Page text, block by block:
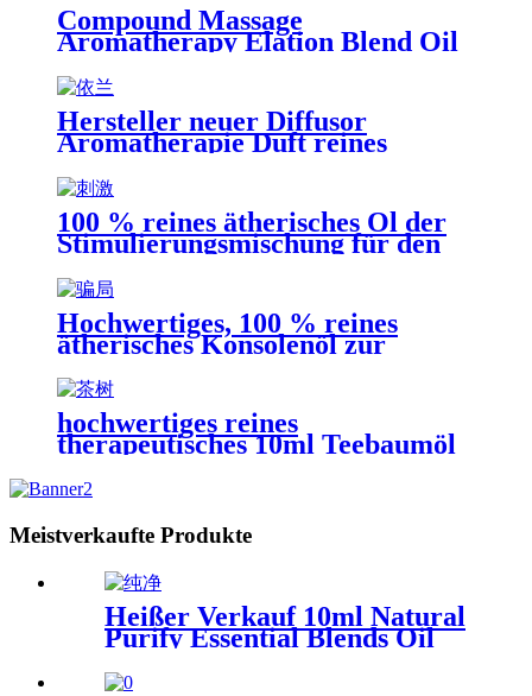
Compound Massage
Aromatherapy Elation Blend Oil
Fördert den Schlaf
Hersteller neuer Diffusor
Aromatherapie Duft reines
natürliches Ylang Ylang
ätherisches Öl
100 % reines ätherisches Öl der
Stimulierungsmischung für den
Aromatherapie-Diffusor
Hochwertiges, 100 % reines
ätherisches Konsolenöl zur
hochwertiges reines
therapeutisches 10ml Teebaumöl
beruhigend
Meistverkaufte Produkte
Heißer Verkauf 10ml Natural
Purify Essential Blends Oil
Clean Air